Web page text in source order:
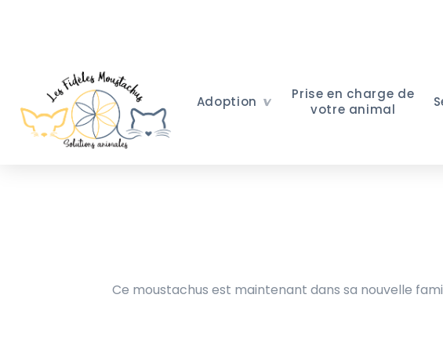
Adoption
Prise en charge de
votre animal
Ce moustachus est maintenant dans sa nouvelle